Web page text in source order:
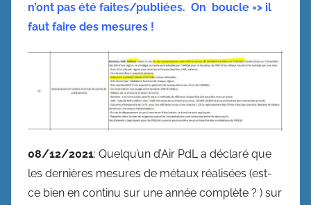
n’ont pas été faites/publiées. On boucle => il
faut faire des mesures !
08/12/2021: Quelqu’un d’Air PdL a déclaré que
les dernières mesures de métaux réalisées (est-
ce bien en continu sur une année complète ? ) sur